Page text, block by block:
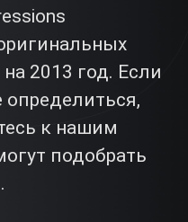
2013 год. Если
к нашим
подобрать